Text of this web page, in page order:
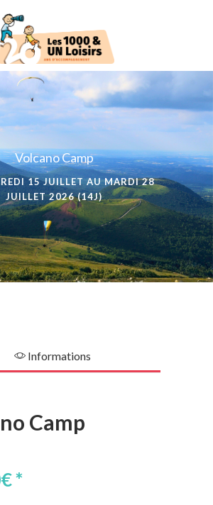
Volcano Camp
15 JUILLET AU MARDI 28
JUILLET 2026 (14J)
Informations
Camp
*